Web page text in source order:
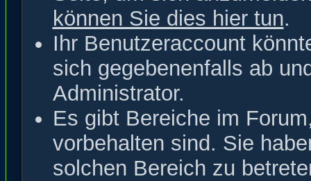
können Sie dies hier tun.
Ihr Benutzeraccount
sich gegebenenfalls ab
Administrator.
Es gibt Bereiche im
vorbehalten sind. Sie
solchen Bereich zu